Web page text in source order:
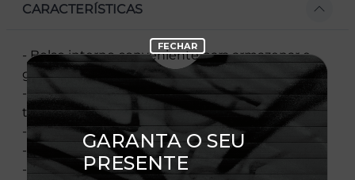
CARACTERÍSTICAS
- Bolso interno conveniente para armazenar e
gerenciar itens pequenos
- Ambos os bolsos laterais convenientes para
transportar bebidas, etc.
- Alças ajustáveis e reforçadas
- Logotipo New Era emborrachado e em relevo
- Acabamento premium